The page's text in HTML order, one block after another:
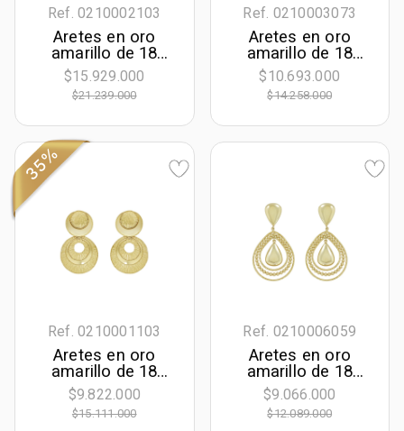
Ref. 0210002103
Aretes en oro
amarillo de 18
Kilates, Hoja
$15.929.000
$21.239.000
Ref. 0210003073
Aretes en oro
amarillo de 18
Kilates, Figuras
geométricas, 2
mm. de ancho
$10.693.000
$14.258.000
35%
Ref. 0210001103
Aretes en oro
amarillo de 18
Kilates satinado,
Figuras
geométricas
$9.822.000
$15.111.000
Ref. 0210006059
Aretes en oro
amarillo de 18
Kilates con visos,
Lágrima
$9.066.000
$12.089.000